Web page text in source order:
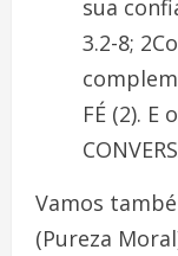
sua
3.2-8;
FÉ (2).
Vamos
(Pureza